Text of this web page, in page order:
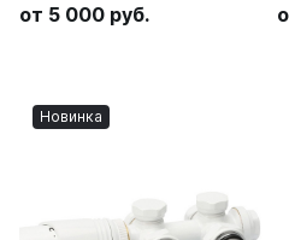
от 5 000 руб.
Новинка